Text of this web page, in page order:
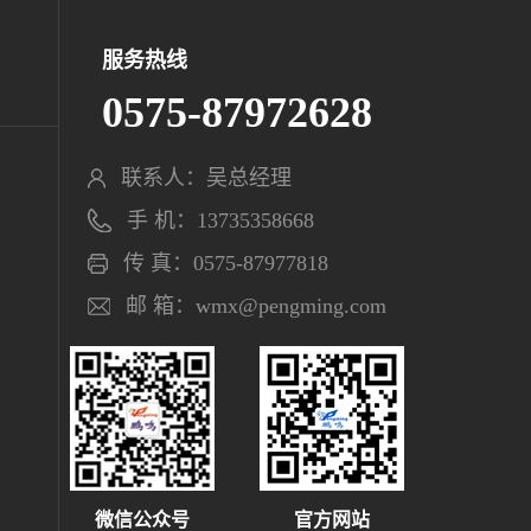
服务热线
0575-87972628
联系人：吴总经理
手 机：13735358668
传 真：0575-87977818
邮 箱：wmx@pengming.com
微信公众号 官方网站